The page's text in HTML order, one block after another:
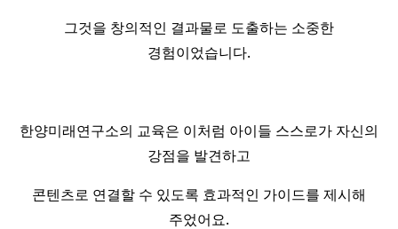
그것을 창의적인 결과물로 도출하는 소중한
경험이었습니다.
한양미래연구소의 교육은 이처럼 아이들 스스로가 자신의
강점을 발견하고
콘텐츠로 연결할 수 있도록 효과적인 가이드를 제시해
주었어요.